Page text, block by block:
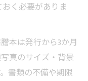
く必要がありま
本は発行から3か月
真のサイズ・背景
書類の不備や期限